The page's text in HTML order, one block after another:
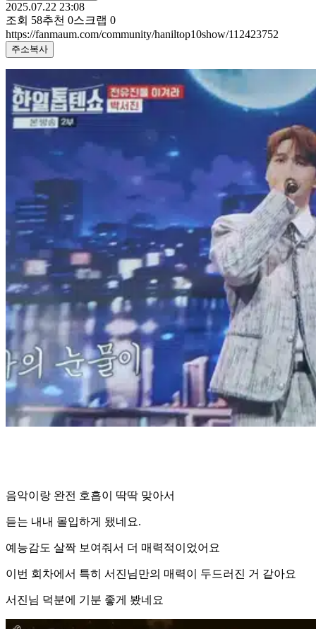
2025.07.22 23:08
조회 58추천 0스크랩 0
https://fanmaum.com/community/haniltop10show/112423752
주소복사
음악이랑 완전 호흡이 딱딱 맞아서
듣는 내내 몰입하게 됐네요.
예능감도 살짝 보여줘서 더 매력적이었어요
이번 회차에서 특히 서진님만의 매력이 두드러진 거 같아요
서진님 덕분에 기분 좋게 봤네요